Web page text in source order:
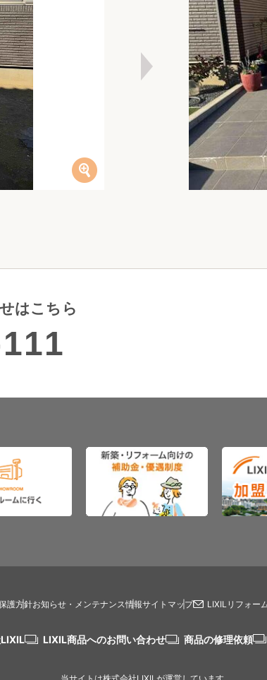
はこちら
護方針お知らせ・メンテナンス情報サイトマップ LIXILリフォー
LIXIL商品へのお問い合わせ 商品の修理依頼